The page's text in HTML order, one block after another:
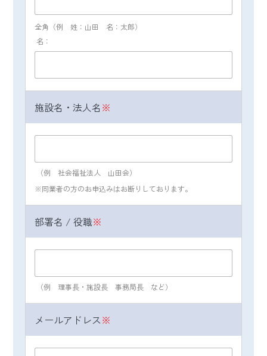
得・収集した個人情報を、次に掲げる目的に
必要な範囲において共同利用します。
氏名、住所、電話番号、メールアドレス等、
閲覧したWebページ等のデータ
株式会社日本経営：https://nihon-
その他の日本経営グループ：
https://nkgr.co.jp/privacypolicy/nkgr-list02/
３．共同利用者の利用目的
とその利用目的と同様。
４．取得方法
名刺交換、ご商談、イベント・セミナーのお
申し込み、Webサイトからのお問い合わせ等
により取得した情報を、日本経営グループ各
社が共同で利用するシステムで共有すること
があります。また、共催セミナーにおいて
全角（例 姓：山田 名：太郎）
名：
施設名・法人名 ※
（例 社会福祉法人 山田会）
※同業者の方のお申込みはお断りしております。
部署名 / 役職※
（例 理事長・施設長 事務局長 など）
メールアドレス※